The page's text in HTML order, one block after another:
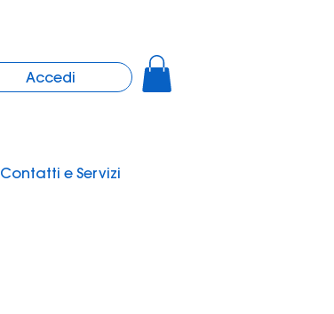
Accedi
Contatti e Servizi